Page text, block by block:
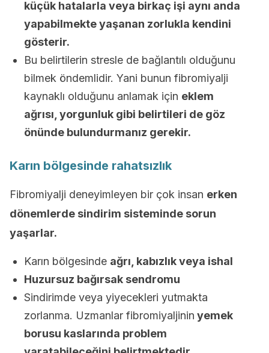
küçük hatalarla veya birkaç işi aynı anda
yapabilmekte yaşanan zorlukla kendini
gösterir.
Bu belirtilerin stresle de bağlantılı olduğunu
bilmek öndemlidir. Yani bunun fibromiyalji
kaynaklı olduğunu anlamak için eklem
ağrısı, yorgunluk gibi belirtileri de göz
önünde bulundurmanız gerekir.
Karın bölgesinde rahatsızlık
Fibromiyalji deneyimleyen bir çok insan erken
dönemlerde sindirim sisteminde sorun
yaşarlar.
Karın bölgesinde ağrı, kabızlık veya ishal
Huzursuz bağırsak sendromu
Sindirimde veya yiyecekleri yutmakta
zorlanma. Uzmanlar fibromiyaljinin yemek
borusu kaslarında problem